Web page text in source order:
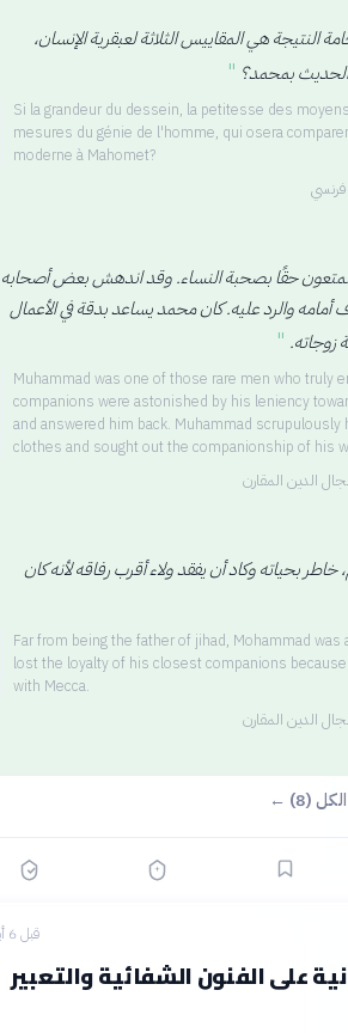
هي المقاييس الثلاثة لعبقرية الإنسان،
الحديث بمحمد؟ "
Si la grandeur du dessein, la petitesse des
mesures du génie de l'homme, qui osera
moderne à Mahomet?
حقًا بصحبة النساء. وقد اندهش بعض أصحابه
والرد عليه. كان محمد يساعد بدقة في الأعمال
زوجاته. "
Muhammad was one of those rare men who truly
companions were astonished by his leniency
and answered him back. Muhammad
clothes and sought out the companionship of his
الدين المقارن
بحياته وكاد أن يفقد ولاء أقرب رفاقه لأنه كان
Far from being the father of jihad, Mohammad
lost the loyalty of his closest companions
with Mecca.
الدين المقارن
(8) ←
قبل 6 أيام
على الفنون الشفائية والتعبير